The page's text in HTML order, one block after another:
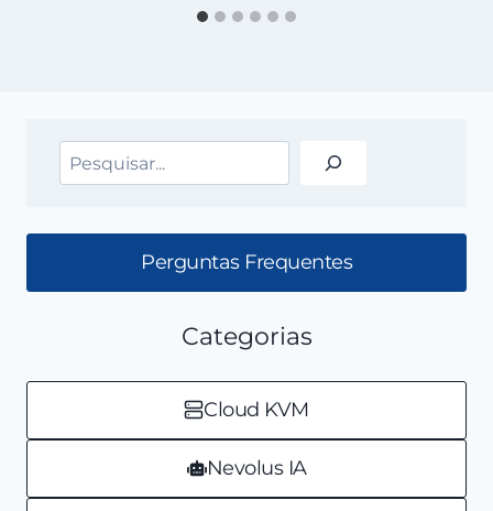
Pesquisar
Perguntas Frequentes
Categorias
Cloud KVM
Nevolus IA